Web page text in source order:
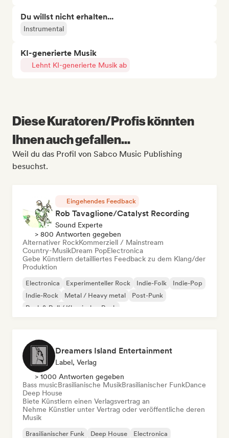
Du willst nicht erhalten...
Instrumental
KI-generierte Musik
Lehnt KI-generierte Musik ab
Diese Kuratoren/Profis könnten
Ihnen auch gefallen...
Weil du das Profil von Sabco Music Publishing
besuchst.
Eingehendes Feedback
Rob Tavaglione/Catalyst Recording
Sound Experte
> 800 Antworten gegeben
Alternativer RockKommerziell / Mainstream
Country-MusikDream PopElectronica
Gebe Künstlern detailliertes Feedback zu dem Klang/der
Produktion
Electronica Experimenteller Rock Indie-Folk
Indie-Pop
Indie-Rock
Metal / Heavy metal
Post-Punk
Rock & Roll / Klassischer Rock
Dreamers Island Entertainment
Label, Verlag
> 1000 Antworten gegeben
Bass musicBrasilianische MusikBrasilianischer FunkDance
Deep House
Biete Künstlern einen Verlagsvertrag an
Nehme Künstler unter Vertrag oder veröffentliche deren
Musik
Brasilianischer Funk Deep House
Electronica